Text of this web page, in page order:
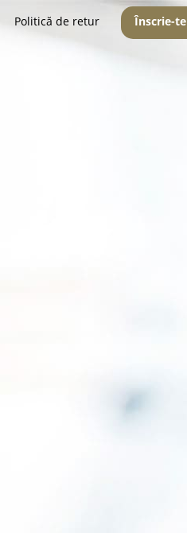
Politică de retur Înscrie-te